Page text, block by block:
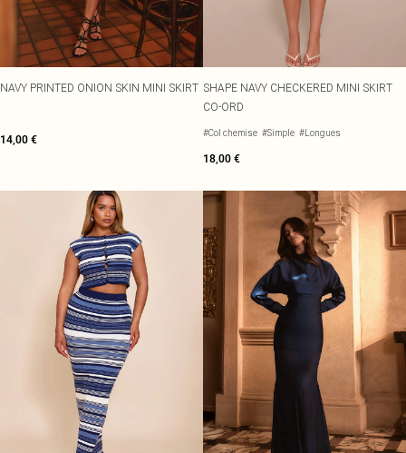
NAVY PRINTED ONION SKIN MINI SKIRT
14,00 €
SHAPE NAVY CHECKERED MINI SKIRT
CO-ORD
#Col chemise #Simple #Longues
18,00 €